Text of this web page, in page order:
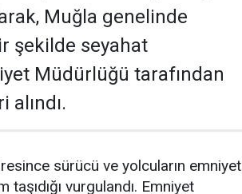
Muğla genelinde
şekilde seyahat
Müdürlüğü tarafından
sürücü ve yolcuların emniyet
taşıdığı vurgulandı. Emniyet